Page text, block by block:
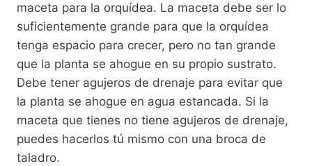
maceta para la orquídea. La maceta debe ser lo
suficientemente grande para que la orquídea
tenga espacio para crecer, pero no tan grande
que la planta se ahogue en su propio sustrato.
Debe tener agujeros de drenaje para evitar que
la planta se ahogue en agua estancada. Si la
maceta que tienes no tiene agujeros de drenaje,
puedes hacerlos tú mismo con una broca de
taladro.